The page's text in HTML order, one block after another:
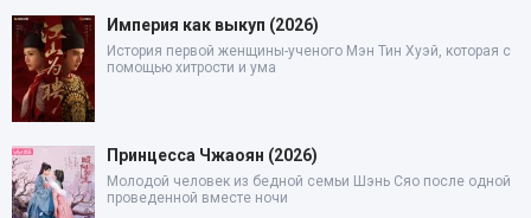
Империя как выкуп (2026)
История первой женщины-ученого Мэн Тин Хуэй, которая с
помощью хитрости и ума
Принцесса Чжаоян (2026)
Молодой человек из бедной семьи Шэнь Сяо после одной
проведенной вместе ночи